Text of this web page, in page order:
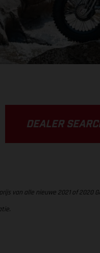
DEALER
van alle nieuwe 2021 of 2020